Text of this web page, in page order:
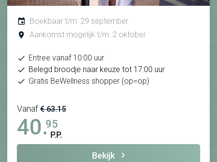
Boekbaar t/m: 29 september
Aankomst mogelijk t/m: 2 oktober
Entree vanaf 10:00 uur
Belegd broodje naar keuze tot 17:00 uur
Gratis BeWellness shopper (op=op)
Vanaf € 63.15
40.95
P.P.
Bekijk